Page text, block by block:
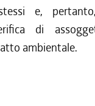
e,
di
ambientale.